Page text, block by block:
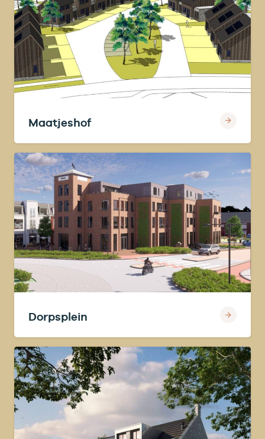
Maatjeshof
Dorpsplein